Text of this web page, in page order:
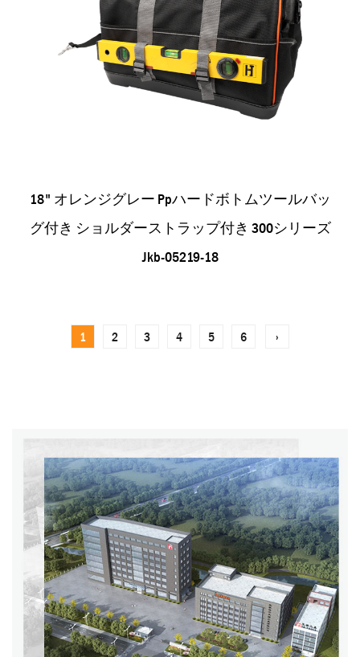
18" オレンジグレー Ppハードボトムツールバッ
グ付き ショルダーストラップ付き 300シリーズ
Jkb-05219-18
1 2 3 4 5 6 ›